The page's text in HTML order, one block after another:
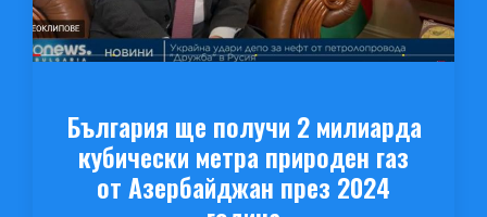
България ще получи 2 милиарда
кубически метра природен газ
от Азербайджан през 2024